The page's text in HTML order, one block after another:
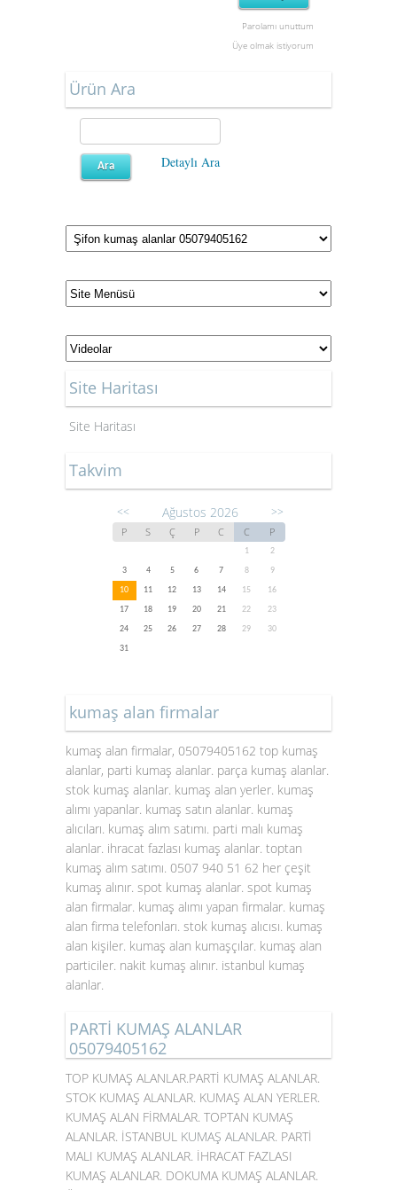
Parolamı unuttum
Üye olmak istiyorum
Ürün Ara
Detaylı Ara
Site Haritası
Site Haritası
Takvim
<< Ağustos 2026 >>
P S Ç P C C P
1
2
3
4 5 6 7 8
9
10
11 12 13 14 15
16
17
18 19 20 21 22
23
24
25 26 27 28 29
30
31
kumaş alan firmalar
kumaş alan firmalar, 05079405162 top kumaş
alanlar, parti kumaş alanlar. parça kumaş alanlar.
stok kumaş alanlar. kumaş alan yerler. kumaş
alımı yapanlar. kumaş satın alanlar. kumaş
alıcıları. kumaş alım satımı. parti malı kumaş
alanlar. ihracat fazlası kumaş alanlar. toptan
kumaş alım satımı. 0507 940 51 62 her çeşit
kumaş alınır. spot kumaş alanlar. spot kumaş
alan firmalar. kumaş alımı yapan firmalar. kumaş
alan firma telefonları. stok kumaş alıcısı. kumaş
alan kişiler. kumaş alan kumaşçılar. kumaş alan
particiler. nakit kumaş alınır. istanbul kumaş
alanlar.
PARTİ KUMAŞ ALANLAR
05079405162
TOP KUMAŞ ALANLAR.PARTİ KUMAŞ ALANLAR.
STOK KUMAŞ ALANLAR. KUMAŞ ALAN YERLER.
KUMAŞ ALAN FİRMALAR. TOPTAN KUMAŞ
ALANLAR. İSTANBUL KUMAŞ ALANLAR. PARTİ
MALI KUMAŞ ALANLAR. İHRACAT FAZLASI
KUMAŞ ALANLAR. DOKUMA KUMAŞ ALANLAR.